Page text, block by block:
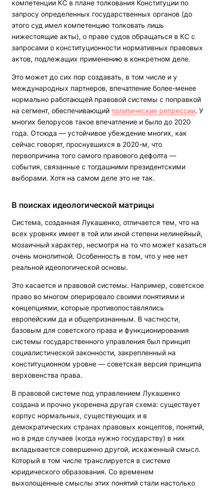
компетенции КС в плане толкования Конституции по
запросу определенных государственных органов (до
этого суд имел компетенцию толковать лишь
нижестоящие акты), о праве судов обращаться в КС с
запросами о конституционности нормативных правовых
актов, подлежащих применению в конкретном деле.
Это может до сих пор создавать, в том числе и у
международных партнеров, впечатление более-менее
нормально работающей правовой системы с поправкой
на сегмент, обеспечивающий политические репрессии. У
многих белорусов такое впечатление и было до 2020
года. Отсюда — устойчивое убеждение многих, как
сейчас говорят, проснувшихся в 2020-м, что
первопричина того самого правового дефолта —
события, связанные с тогдашними президентскими
выборами. Хотя на самом деле это не так.
В поисках идеологической матрицы
Система, созданная Лукашенко, отличается тем, что на
всех уровнях имеет в той или иной степени нелинейный,
мозаичный характер, несмотря на то что может казаться
очень монолитной. Особенность в том, что у нее нет
реальной идеологической основы.
Это касается и правовой системы. Например, советское
право во многом оперировало своими понятиями и
концепциями, которые противопоставлялись
европейским да и общепризнанным. В частности,
базовым для советского права и функционирования
системы государственного управления был принцип
социалистической законности, закрепленный на
конституционном уровне — советская версия принципа
верховенства права.
В правовой системе под управлением Лукашенко
создана и прочно укоренена другая схема: существует
корпус нормальных, существующих и в
демократических странах правовых концептов, понятий,
но в ряде случаев (когда нужно государству) в них
вкладывается совершенно другой, искаженный смысл.
Который в том числе транслируется в системе
юридического образования. Со временем
выхолощенные смыслы этих понятий стали настолько